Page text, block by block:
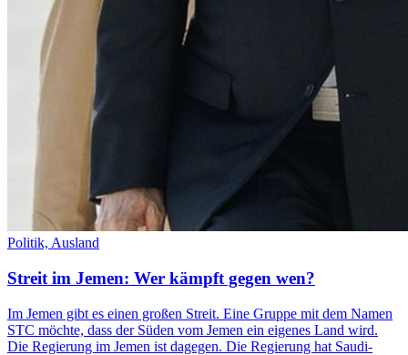
Politik, Ausland
Streit im Jemen: Wer kämpft gegen wen?
Im Jemen gibt es einen großen Streit. Eine Gruppe mit dem Namen
STC möchte, dass der Süden vom Jemen ein eigenes Land wird.
Die Regierung im Jemen ist dagegen. Die Regierung hat Saudi-